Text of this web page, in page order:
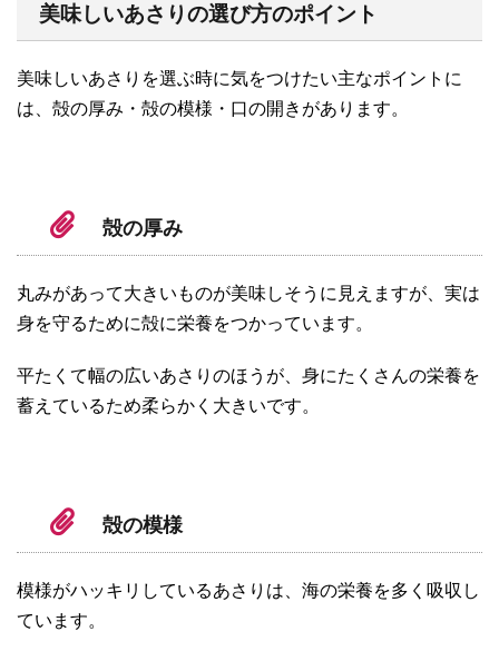
美味しいあさりの選び方のポイント
美味しいあさりを選ぶ時に気をつけたい主なポイントに
は、殻の厚み・殻の模様・口の開きがあります。
殻の厚み
丸みがあって大きいものが美味しそうに見えますが、実は
身を守るために殻に栄養をつかっています。
平たくて幅の広いあさりのほうが、身にたくさんの栄養を
蓄えているため柔らかく大きいです。
殻の模様
模様がハッキリしているあさりは、海の栄養を多く吸収し
ています。